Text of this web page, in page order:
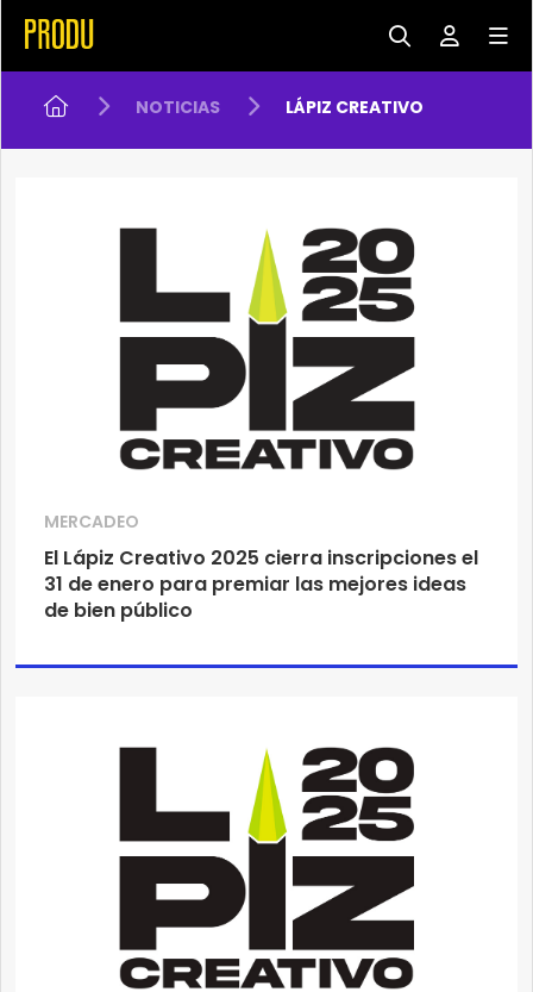
NOTICIAS LÁPIZ CREATIVO
MERCADEO
El Lápiz Creativo 2025 cierra inscripciones el
31 de enero para premiar las mejores ideas
de bien público